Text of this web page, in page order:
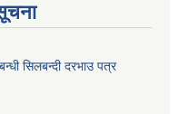
सिलबन्दी दरभाउ पत्र